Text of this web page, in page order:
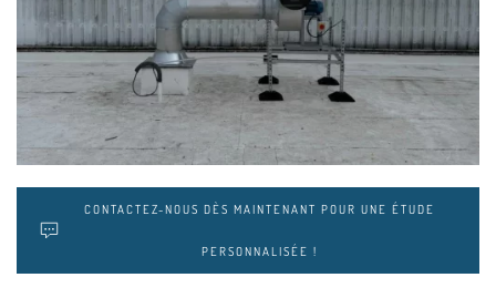
CONTACTEZ-NOUS DÈS MAINTENANT POUR UNE ÉTUDE
PERSONNALISÉE !